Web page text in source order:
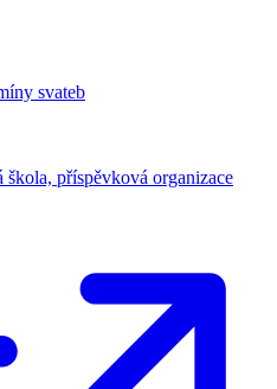
svateb
škola, příspěvková organizace